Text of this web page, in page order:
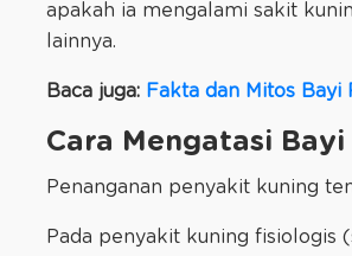
apakah ia mengalami sakit
lainnya.
Baca juga: Fakta dan Mitos Bayi
Cara Mengatasi Bayi
Penanganan penyakit kuning
Pada penyakit kuning fisiologis